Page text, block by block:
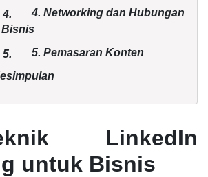
4.
4. Networking dan Hubungan
Bisnis
5. 5. Pemasaran Konten
LinkedIn
untuk Bisnis